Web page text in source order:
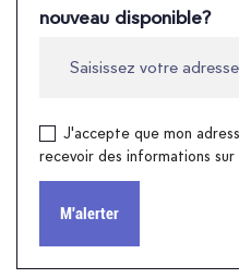
nouveau disponible?
J'accepte que mon
recevoir des informations sur
M'alerter